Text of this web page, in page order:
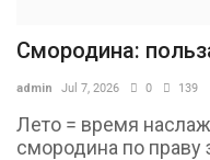
Смородина:
admin Jul 7, 2026 0 139
Лето = время
смородина по праву